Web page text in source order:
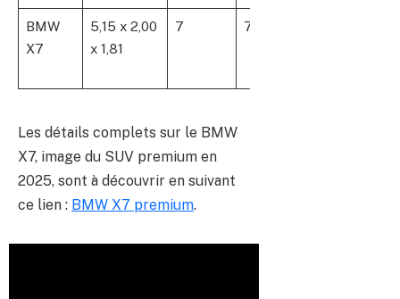
BMW
X7
5,15 x 2,00
x 1,81
7 750
Les détails complets sur le BMW
X7, image du SUV premium en
2025, sont à découvrir en suivant
ce lien : BMW X7 premium.